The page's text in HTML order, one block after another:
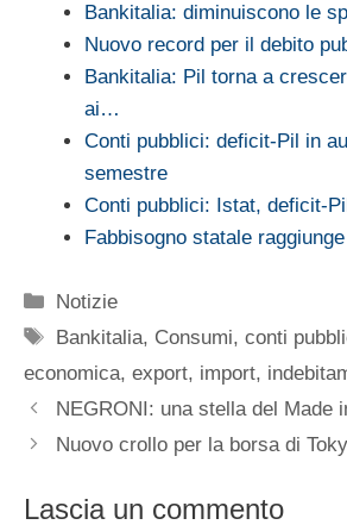
Bankitalia: diminuiscono le
Nuovo record per il debito
Bankitalia: Pil torna a
ai…
Conti pubblici: deficit-Pil in
semestre
Conti pubblici: Istat, deficit-
Fabbisogno statale
Categorie
Notizie
Tag
Bankitalia, Consumi,conti
economica, export, import,
NEGRONI: una stella del Made
Nuovo crollo per la borsa di
Lascia un commento